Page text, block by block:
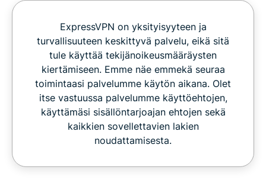
ExpressVPN on yksityisyyteen ja
turvallisuuteen keskittyvä palvelu, eikä sitä
tule käyttää tekijänoikeusmääräysten
kiertämiseen. Emme näe emmekä seuraa
toimintaasi palvelumme käytön aikana. Olet
itse vastuussa palvelumme käyttöehtojen,
käyttämäsi sisällöntarjoajan ehtojen sekä
kaikkien sovellettavien lakien
noudattamisesta.